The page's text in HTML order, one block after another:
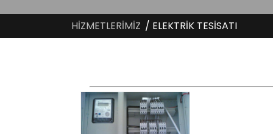
HİZMETLERİMİZ / ELEKTRİK TESİSATI